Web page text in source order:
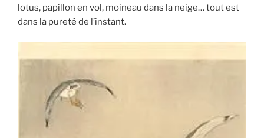
lotus, papillon en vol, moineau dans la neige… tout est
dans la pureté de l’instant.